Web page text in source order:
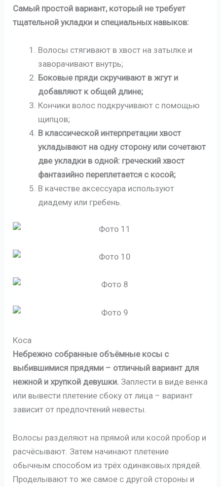
Самый простой вариант, который не требует
тщательной укладки и специальных навыков:
Волосы стягивают в хвост на затылке и
заворачивают внутрь;
Боковые пряди скручивают в жгут и
добавляют к общей длине;
Кончики волос подкручивают с помощью
щипцов;
В классической интерпретации хвост
укладывают на одну сторону или сочетают
две укладки в одной: греческий хвост
фантазийно переплетается с косой;
В качестве аксессуара используют
диадему или гребень.
Коса
Небрежно собранные объёмные косы с
выбившимися прядями – отличный вариант для
нежной и хрупкой девушки. Заплести в виде венка
или вывести плетение сбоку от лица – вариант
зависит от предпочтений невесты.
Волосы разделяют на прямой или косой пробор и
расчёсывают. Затем начинают плетение
обычным способом из трёх одинаковых прядей.
Проделывают то же самое с другой стороны и